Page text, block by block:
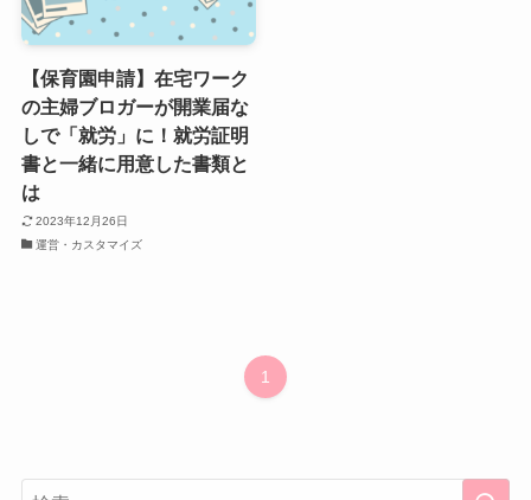
【保育園申請】在宅ワーク
の主婦ブロガーが開業届な
しで「就労」に！就労証明
書と一緒に用意した書類と
は
2023年12月26日
運営・カスタマイズ
1